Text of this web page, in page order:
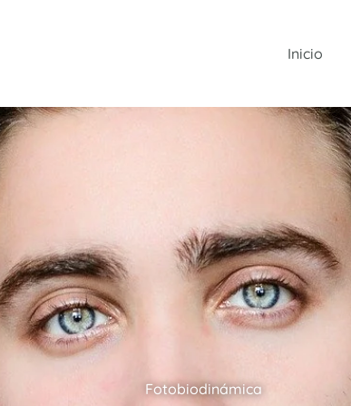
Inicio
Fotobiodinámica